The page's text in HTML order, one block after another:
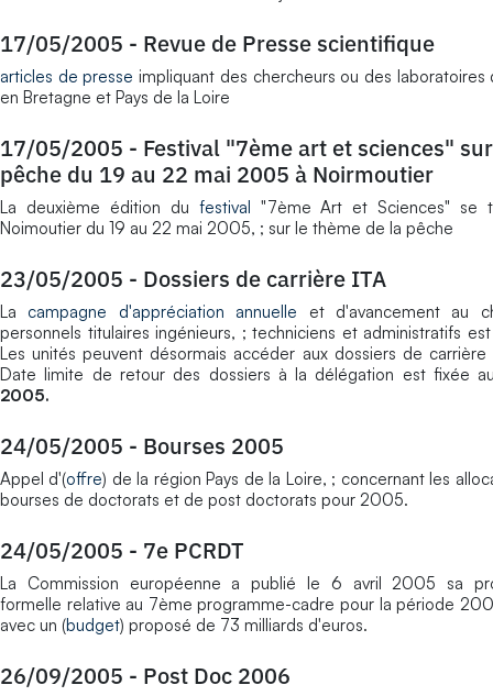
17/05/2005 - Revue de Presse scientifique
articles de presse impliquant des chercheurs ou des laboratoires
en Bretagne et Pays de la Loire
17/05/2005 - Festival "7ème art et sciences"
pêche du 19 au 22 mai 2005 à Noirmoutier
La deuxième édition du festival "7ème Art et Sciences" se
Noimoutier du 19 au 22 mai 2005, ; sur le thème de la pêche
23/05/2005 - Dossiers de carrière ITA
La campagne d'appréciation annuelle et d'avancement au
personnels titulaires ingénieurs, ; techniciens et administratifs
Les unités peuvent désormais accéder aux dossiers de carrière
Date limite de retour des dossiers à la délégation est fixée
2005.
24/05/2005 - Bourses 2005
Appel d'(offre) de la région Pays de la Loire, ; concernant les
bourses de doctorats et de post doctorats pour 2005.
24/05/2005 - 7e PCRDT
La Commission européenne a publié le 6 avril 2005 sa
formelle relative au 7ème programme-cadre pour la période
avec un (budget) proposé de 73 milliards d'euros.
26/09/2005 - Post Doc 2006